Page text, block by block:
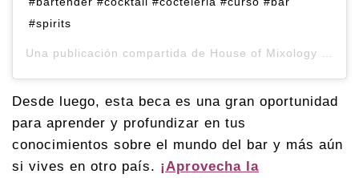
#spirits
Una publicación compartida de House of Mixology
Desde luego, esta beca es una gran oportunidad
para aprender y profundizar en tus
conocimientos sobre el mundo del bar y más aún
si vives en otro país. ¡Aprovecha la